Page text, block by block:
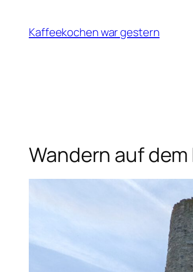
Inhalt
springen
Kaffeekochen war gestern
Wandern auf